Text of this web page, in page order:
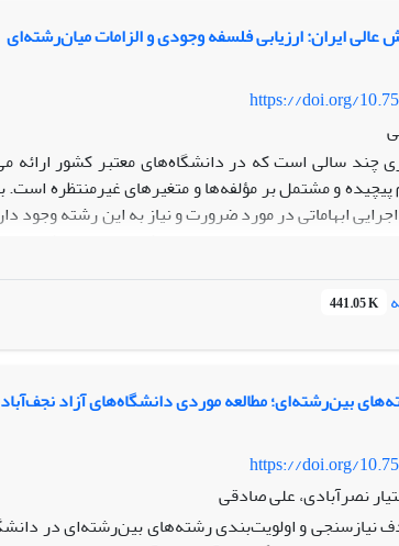
ضروری است. همچنین در این مقاله نتایج دو دهه
مقاله با ارائه مدلی مفهومی، جایگاه کنونی و
.
ایران: ارزیابی فلسفه وجودی و الزامات میان‌رشته‌ای
https://doi.org/
سالی است که در دانشگاه‌های معتبر کشور ارائه
و مشتمل بر مؤلفه‌ها و متغیرهای غیرمنتظره
ابهاماتی در مورد ضرورت و نیاز به این رشته
و بسیاری از الزامات و ضرورت‌های رشته‌های
شهری؛ دوم بررسی ضرورت‌ها و الزامات رشته
تحلیلی فلسفه وجودی رشته مدیریت شهری در
شهری کشور به عنوان روش‌های تحقیق استفاده
کشور تأکید دارد. همچنین طبق یافته‌ها،
بر چهار پایه نیاز نهادهای اصلی مدیریت
عدم جامعیت رشته‌های دانشگاهی مرتبط با اداره
است که ضرورت و صدق همه موارد فوق مورد تأیید قرار
441.05 K
بین‌رشته‌ای؛ مطالعه موردی دانشگاه‌های آزاد
https://doi.org/
نصرآبادی، علی صادقی
و اولویت‌بندی رشته‌های بین‌رشته‌ای در